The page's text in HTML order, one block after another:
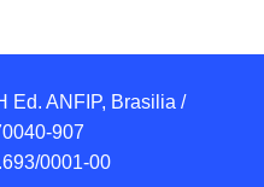
Ed. ANFIP, Brasilia /
907
0001-00